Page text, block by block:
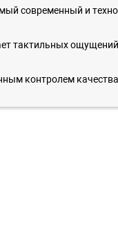
современный и
тактильных
контролем качества.